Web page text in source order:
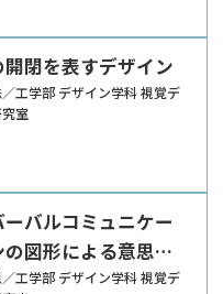
開閉を表すデザイン
工学部 デザイン学科 視覚デ
室
ーバルコミュニケー
の図形による意思疎
能性
工学部 デザイン学科 視覚デ